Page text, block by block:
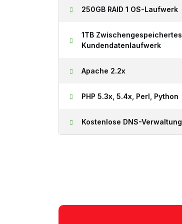
250GB RAID 1 OS-Laufwerk
1TB Zwischengespeichertes
Kundendatenlaufwerk
Apache 2.2x
PHP 5.3x, 5.4x, Perl, Python
Kostenlose DNS-Verwaltung